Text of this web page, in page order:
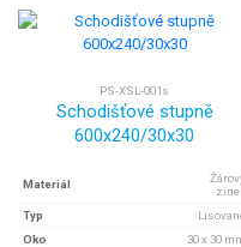
PS-XSL-001s
Schodišťové stupně
600x240/30x30
Materiál
Typ
Oko
30 x 30